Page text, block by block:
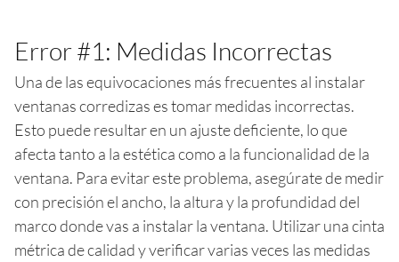
Error #1: Medidas Incorrectas
Una de las equivocaciones más frecuentes al instalar
ventanas corredizas es tomar medidas incorrectas.
Esto puede resultar en un ajuste deficiente, lo que
afecta tanto a la estética como a la funcionalidad de la
ventana. Para evitar este problema, asegúrate de medir
con precisión el ancho, la altura y la profundidad del
marco donde vas a instalar la ventana. Utilizar una cinta
métrica de calidad y verificar varias veces las medidas